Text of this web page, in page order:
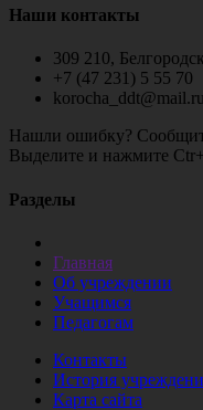
Наши контакты
309 210,
+7 (47 231) 5 55 70
korocha_ddt@mail.ru
Нашли ошибку?
Выделите и нажмите
Разделы
Главная
Об учреждении
Учащимся
Педагогам
Контакты
История
Карта сайта